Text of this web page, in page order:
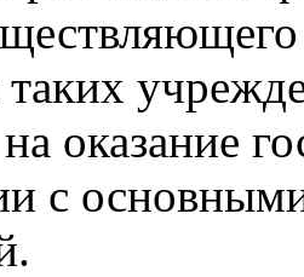
таких
оказание
с